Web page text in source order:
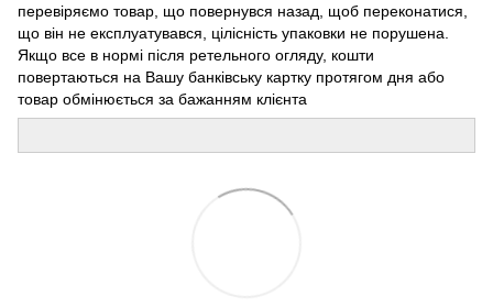
перевіряємо товар, що повернувся назад, щоб переконатися,
що він не експлуатувався, цілісність упаковки не порушена.
Якщо все в нормі після ретельного огляду, кошти
повертаються на Вашу банківську картку протягом дня або
товар обмінюється за бажанням клієнта